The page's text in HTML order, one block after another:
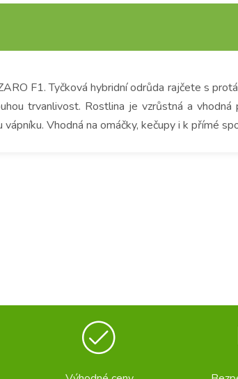
F1. Tyčková hybridní odrůda rajčete s
trvanlivost. Rostlina je vzrůstná a vhodná
Vhodná na omáčky, kečupy i k přímé